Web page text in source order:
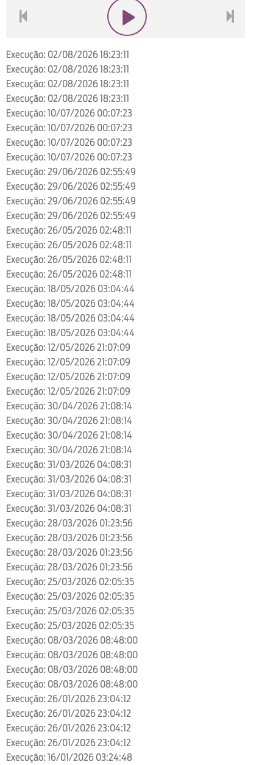
Execução: 02/08/2026 18:23:11
Execução: 02/08/2026 18:23:11
Execução: 02/08/2026 18:23:11
Execução: 02/08/2026 18:23:11
Execução: 10/07/2026 00:07:23
Execução: 10/07/2026 00:07:23
Execução: 10/07/2026 00:07:23
Execução: 10/07/2026 00:07:23
Execução: 29/06/2026 02:55:49
Execução: 29/06/2026 02:55:49
Execução: 29/06/2026 02:55:49
Execução: 29/06/2026 02:55:49
Execução: 26/05/2026 02:48:11
Execução: 26/05/2026 02:48:11
Execução: 26/05/2026 02:48:11
Execução: 26/05/2026 02:48:11
Execução: 18/05/2026 03:04:44
Execução: 18/05/2026 03:04:44
Execução: 18/05/2026 03:04:44
Execução: 18/05/2026 03:04:44
Execução: 12/05/2026 21:07:09
Execução: 12/05/2026 21:07:09
Execução: 12/05/2026 21:07:09
Execução: 12/05/2026 21:07:09
Execução: 30/04/2026 21:08:14
Execução: 30/04/2026 21:08:14
Execução: 30/04/2026 21:08:14
Execução: 30/04/2026 21:08:14
Execução: 31/03/2026 04:08:31
Execução: 31/03/2026 04:08:31
Execução: 31/03/2026 04:08:31
Execução: 31/03/2026 04:08:31
Execução: 28/03/2026 01:23:56
Execução: 28/03/2026 01:23:56
Execução: 28/03/2026 01:23:56
Execução: 28/03/2026 01:23:56
Execução: 25/03/2026 02:05:35
Execução: 25/03/2026 02:05:35
Execução: 25/03/2026 02:05:35
Execução: 25/03/2026 02:05:35
Execução: 08/03/2026 08:48:00
Execução: 08/03/2026 08:48:00
Execução: 08/03/2026 08:48:00
Execução: 08/03/2026 08:48:00
Execução: 26/01/2026 23:04:12
Execução: 26/01/2026 23:04:12
Execução: 26/01/2026 23:04:12
Execução: 26/01/2026 23:04:12
Execução: 16/01/2026 03:24:48